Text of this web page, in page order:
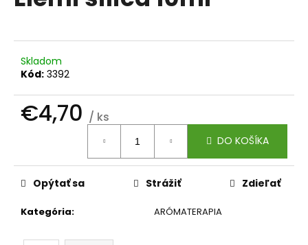
5
hviezdičiek.
Skladom
Kód: 3392
€4,70 / ks
DO KOŠÍKA
Kategória: ARÓMATERAPIA
Opýtať sa Strážiť Zdieľať
j
s
ť
?
HĽADAŤ
O